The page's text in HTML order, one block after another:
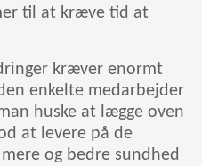
til at kræve tid at
kræver enormt
enkelte medarbejder
huske at lægge oven
at levere på de
og bedre sundhed